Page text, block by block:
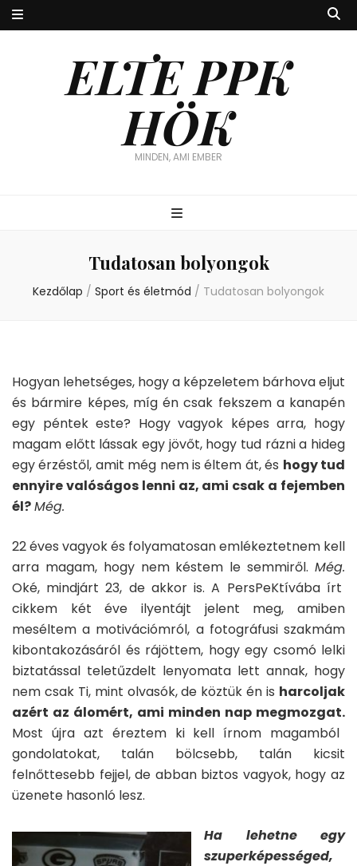
ELTE PPK
HÖK
MINDEN, AMI EMBER
Tudatosan bolyongok
Kezdőlap / Sport és életmód / Tudatosan bolyongok
Hogyan lehetséges, hogy a képzeletem bárhova eljut
és bármire képes, míg én csak fekszem a kanapén
egy péntek este? Hogy vagyok képes arra, hogy
magam előtt lássak egy jövőt, hogy tud rázni a hideg
egy érzéstől, amit még nem is éltem át, és hogy tud
ennyire valóságos lenni az, ami csak a fejemben
él?Még.
22 éves vagyok és folyamatosan emlékeztetnem kell
arra magam, hogy nem késtem le semmiről. Még.
Oké, mindjárt 23, de akkor is. A PersPeKtívába írt
cikkem két éve ilyentájt jelent meg, amiben
meséltem a motivációmról, a fotográfusi szakmám
kibontakozásáról és rájöttem, hogy egy csomó lelki
biztatással teletűzdelt lenyomata lett annak, hogy
nem csak Ti, mint olvasók, de köztük én is harcoljak
azért az álomért, ami minden nap megmozgat.
Most újra azt éreztem ki kell írnom magamból
gondolatokat, talán bölcsebb, talán kicsit
felnőttesebb fejjel, de abban biztos vagyok, hogy az
üzenete hasonló lesz.
Ha lehetne egy
szuperképességed,